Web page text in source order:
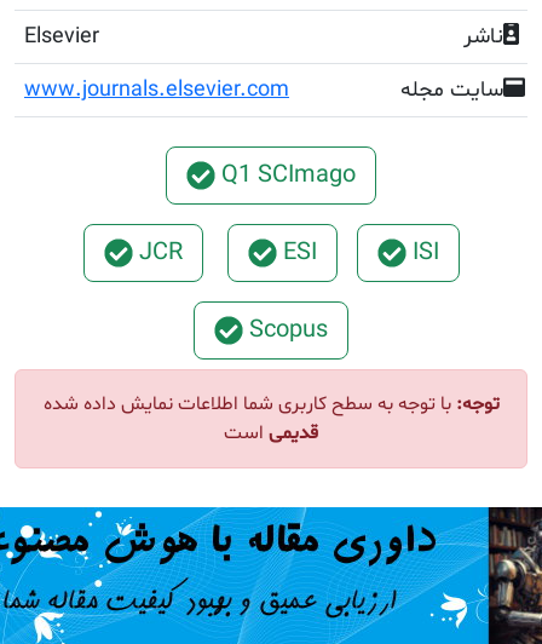
www.journals.elsevier.com
Q1 SCImago
ESI
JCR
توجه به سطح کاربری شما اطلاعات نمایش داده شده
است